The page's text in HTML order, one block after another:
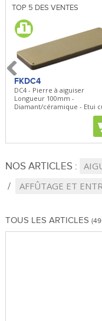
TOP 5 DES VENTES
FKDC4
DC4 - Pierre à aiguiser
Longueur 100mm -
Diamant/céramique - Etui
NOS ARTICLES :
AFFÛTAGE ET
TOUS LES ARTICLES